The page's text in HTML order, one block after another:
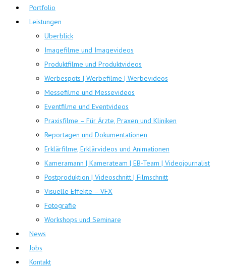
Portfolio
Leistungen
Überblick
Imagefilme und Imagevideos
Produktfilme und Produktvideos
Werbespots | Werbefilme | Werbevideos
Messefilme und Messevideos
Eventfilme und Eventvideos
Praxisfilme – Für Ärzte, Praxen und Kliniken
Reportagen und Dokumentationen
Erklärfilme, Erklärvideos und Animationen
Kameramann | Kamerateam | EB-Team | Videojournalist
Postproduktion | Videoschnitt | Filmschnitt
Visuelle Effekte – VFX
Fotografie
Workshops und Seminare
News
Jobs
Kontakt